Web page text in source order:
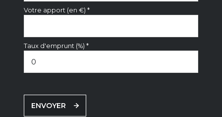
Votre apport (en €) *
Taux d'emprunt (%) *
ENVOYER